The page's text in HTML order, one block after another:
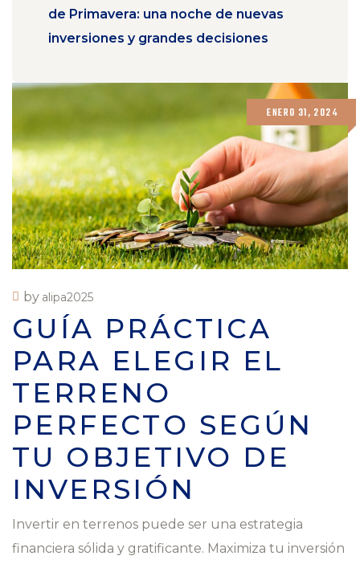
ENERO 31, 2024
by alipa2025
GUÍA PRÁCTICA
PARA ELEGIR EL
TERRENO
PERFECTO SEGÚN
TU OBJETIVO DE
INVERSIÓN
Invertir en terrenos puede ser una estrategia
financiera sólida y gratificante. Maximiza tu inversión
de Primavera: una noche de nuevas
inversiones y grandes decisiones